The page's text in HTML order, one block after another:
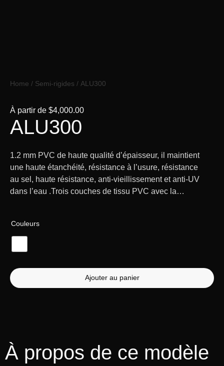
Home / Semi-rigides / ALU300
À partir de $4,000.00
ALU300
1.2 mm PVC de haute qualité d’épaisseur, il maintient
une haute étanchéité, résistance à l’usure, résistance
au sel, haute résistance, anti-vieillissement et anti-UV
dans l’eau .Trois couches de tissu PVC avec la
à l’usure est 50% supérieure. Nous utilisons la colle
polyuréthane spéciale PVC de haute qualité, elle a
une endurance élevée, des performances résistantes
supérieures. La coque en aluminium est durable,
robuste et promet une vitesse accrue sur l’eau.
Couleurs
Ajouter au panier
À propos de ce modèle